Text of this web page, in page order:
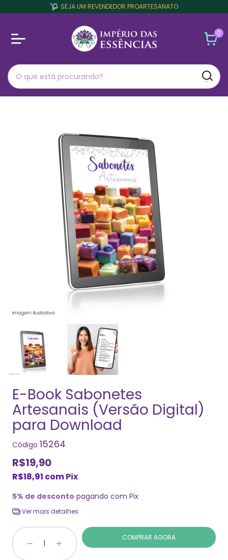
SEJA UM REVENDEDOR PROARTESANATO
0
E-Book Sabonetes
Artesanais (Versão Digital)
para Download
Código 15264
R$19,90
R$18,91 comPix
5% de desconto pagando com Pix
Ver mais detalhes